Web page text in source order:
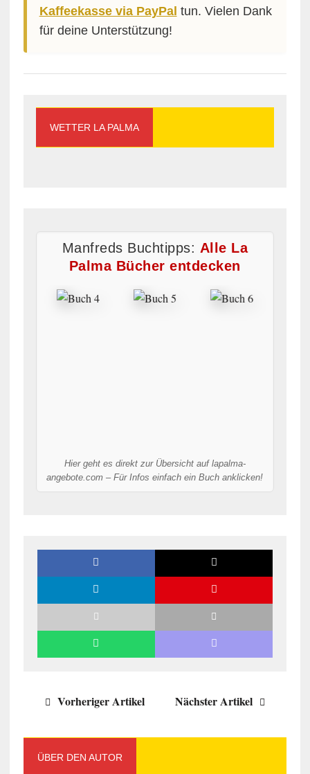
Kaffeekasse via PayPal tun. Vielen Dank
für deine Unterstützung!
WETTER LA PALMA
Manfreds Buchtipps: Alle La
Palma Bücher entdecken
Hier geht es direkt zur Übersicht auf lapalma-
angebote.com – Für Infos einfach ein Buch anklicken!
Vorheriger Artikel Nächster Artikel
ÜBER DEN AUTOR